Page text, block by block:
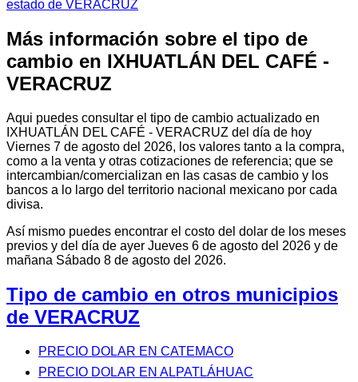
estado de VERACRUZ
Más información sobre el tipo de
cambio en IXHUATLÁN DEL CAFÉ -
VERACRUZ
Aqui puedes consultar el tipo de cambio actualizado en
IXHUATLÁN DEL CAFÉ - VERACRUZ del día de hoy
Viernes 7 de agosto del 2026, los valores tanto a la compra,
como a la venta y otras cotizaciones de referencia; que se
intercambian/comercializan en las casas de cambio y los
bancos a lo largo del territorio nacional mexicano por cada
divisa.
Así mismo puedes encontrar el costo del dolar de los meses
previos y del día de ayer Jueves 6 de agosto del 2026 y de
mañana Sábado 8 de agosto del 2026.
Tipo de cambio en otros municipios
de VERACRUZ
PRECIO DOLAR EN CATEMACO
PRECIO DOLAR EN ALPATLÁHUAC